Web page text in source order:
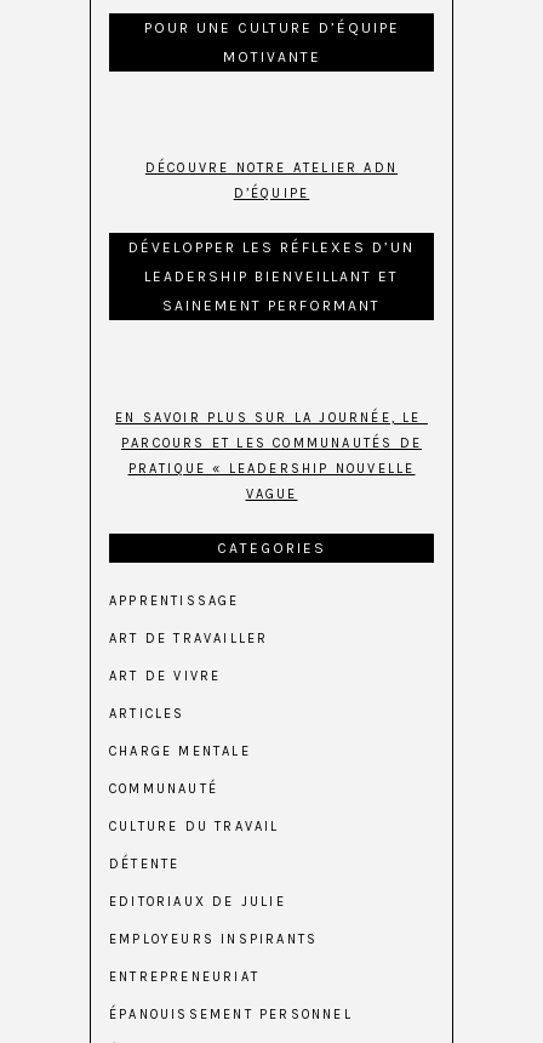
POUR UNE CULTURE D’ÉQUIPE
MOTIVANTE
DÉCOUVRE NOTRE ATELIER ADN
D’ÉQUIPE
DÉVELOPPER LES RÉFLEXES D’UN
LEADERSHIP BIENVEILLANT ET
SAINEMENT PERFORMANT
EN SAVOIR PLUS SUR LA JOURNÉE, LE
PARCOURS ET LES COMMUNAUTÉS DE
PRATIQUE « LEADERSHIP NOUVELLE
VAGUE
CATEGORIES
APPRENTISSAGE
ART DE TRAVAILLER
ART DE VIVRE
ARTICLES
CHARGE MENTALE
COMMUNAUTÉ
CULTURE DU TRAVAIL
DÉTENTE
EDITORIAUX DE JULIE
EMPLOYEURS INSPIRANTS
ENTREPRENEURIAT
ÉPANOUISSEMENT PERSONNEL